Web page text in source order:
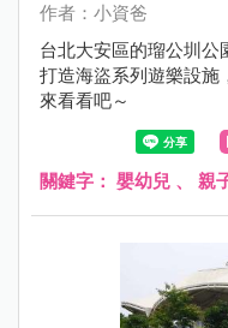
作者：小資爸
台北大安區的瑠公圳公
打造海盜系列遊樂設施
來看看吧～
關鍵字： 嬰幼兒 、 親